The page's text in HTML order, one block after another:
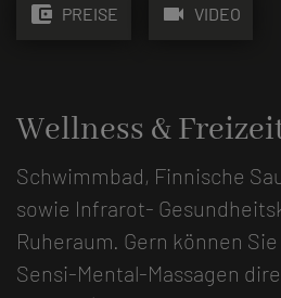
account_balance_wallet PREISE videocam VIDEO
Wellness &
Schwimmbad, Finnische
sowie Infrarot-
Ruheraum. Gern können
Sensi-Mental-Massagen